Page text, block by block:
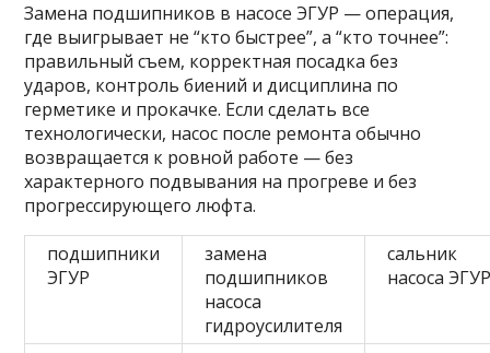
Замена подшипников в насосе ЭГУР — операция,
где выигрывает не “кто быстрее”, а “кто точнее”:
правильный съем, корректная посадка без
ударов, контроль биений и дисциплина по
герметике и прокачке. Если сделать все
технологически, насос после ремонта обычно
возвращается к ровной работе — без
характерного подвывания на прогреве и без
прогрессирующего люфта.
подшипники
ЭГУР
замена
подшипников
насоса
гидроусилителя
сальник
насоса